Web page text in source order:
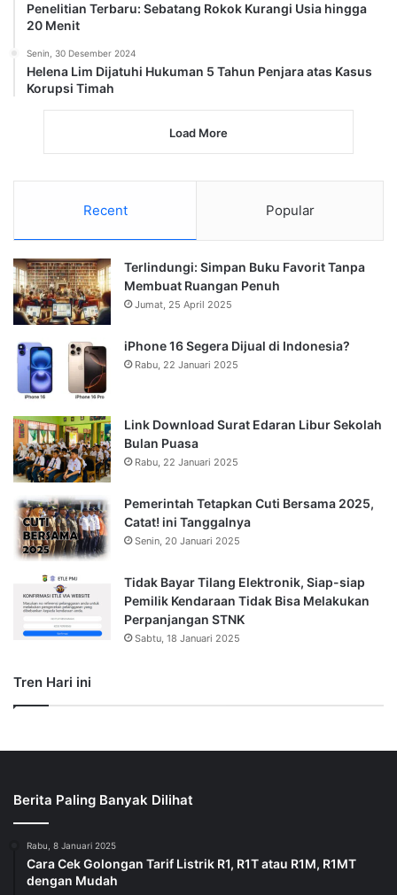
Penelitian Terbaru: Sebatang Rokok Kurangi Usia hingga
20 Menit
Senin, 30 Desember 2024
Helena Lim Dijatuhi Hukuman 5 Tahun Penjara atas Kasus
Korupsi Timah
Load More
Recent Popular
Terlindungi: Simpan Buku Favorit Tanpa
Membuat Ruangan Penuh
Jumat, 25 April 2025
iPhone 16 Segera Dijual di Indonesia?
Rabu, 22 Januari 2025
Link Download Surat Edaran Libur Sekolah
Bulan Puasa
Rabu, 22 Januari 2025
Pemerintah Tetapkan Cuti Bersama 2025,
Catat! ini Tanggalnya
Senin, 20 Januari 2025
Tidak Bayar Tilang Elektronik, Siap-siap
Pemilik Kendaraan Tidak Bisa Melakukan
Perpanjangan STNK
Sabtu, 18 Januari 2025
Tren Hari ini
Berita Paling Banyak Dilihat
Rabu, 8 Januari 2025
Cara Cek Golongan Tarif Listrik R1, R1T atau R1M, R1MT
dengan Mudah